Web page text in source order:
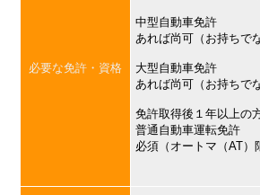
必要な免許・資格
中型自動車免許
あれば尚可（お持ちで
大型自動車免許
あれば尚可（お持ちで
免許取得後１年以上の
普通自動車運転免許
必須（オートマ（AT）